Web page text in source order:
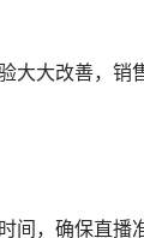
大大改善，销
间，确保直播